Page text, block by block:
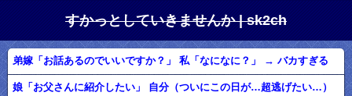
すかっとしていきませんか | sk2ch
弟嫁「お話あるのでいいですか？」 私「なになに？」 → バカすぎる
娘「お父さんに紹介したい」 自分（ついにこの日が…超逃げたい…）